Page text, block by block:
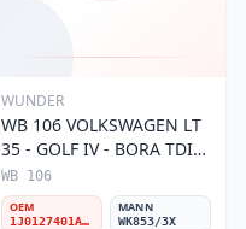
WUNDER
WB 106 VOLKSWAGEN LT
35 - GOLF IV - BORA TDI
1J0 127 401 Yakıt/Mazot
Filtresi
WB 106
OEM
1J0127401A/2D0127399/1J0127399A
MANN
WK853/3X